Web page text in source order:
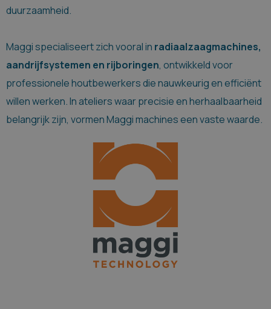
duurzaamheid.
Maggi specialiseert zich vooral in radiaalzaagmachines,
aandrijfsystemen en rijboringen, ontwikkeld voor
professionele houtbewerkers die nauwkeurig en efficiënt
willen werken. In ateliers waar precisie en herhaalbaarheid
belangrijk zijn, vormen Maggi machines een vaste waarde.